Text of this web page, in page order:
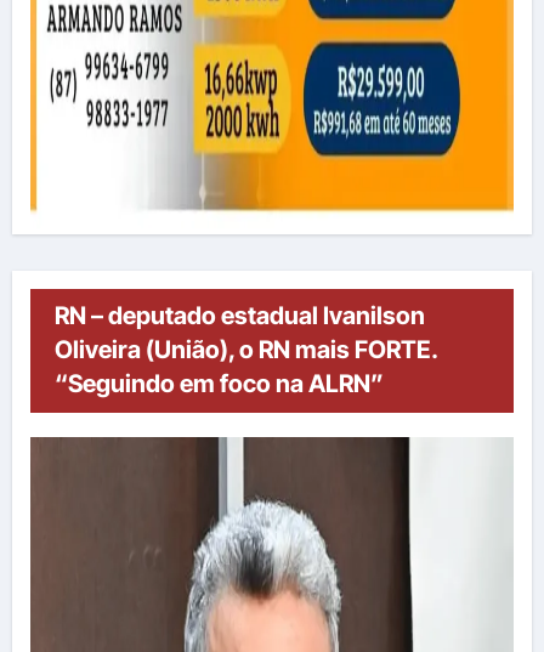
RN – deputado estadual Ivanilson
Oliveira (União), o RN mais FORTE.
“Seguindo em foco na ALRN”